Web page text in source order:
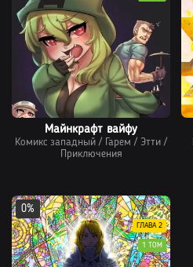
Майнкрафт вайфу
Комикс западный / Гарем / Этти /
Приключения
0%
ГЛАВА 2
1 ТОМ